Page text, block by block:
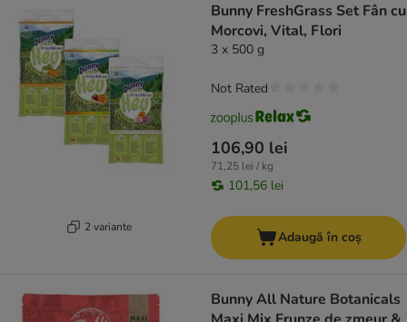
2 variante
Bunny FreshGrass Set Fân cu
Morcovi, Vital, Flori
3 x 500 g
106,90 lei
71,25 lei / kg
101,56 lei
Not Rated
Adaugă în coș
Bunny All Nature Botanicals